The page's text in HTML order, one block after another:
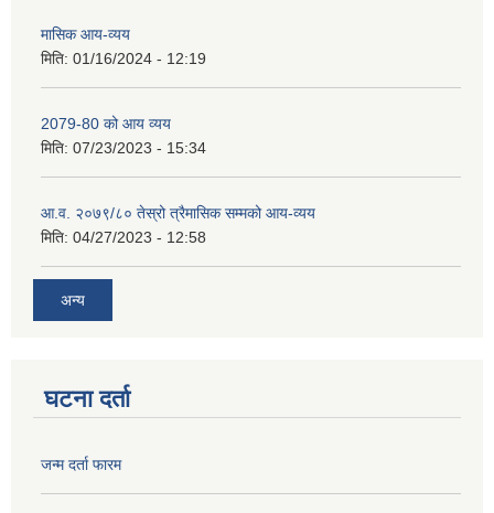
मासिक आय-व्यय
मिति: 01/16/2024 - 12:19
2079-80 को आय व्यय
मिति: 07/23/2023 - 15:34
आ.व. २०७९/८० तेस्रो त्रैमासिक सम्मको आय-व्यय
मिति: 04/27/2023 - 12:58
अन्य
घटना दर्ता
जन्म दर्ता फारम